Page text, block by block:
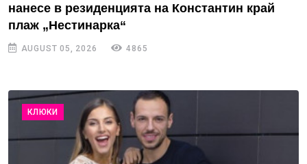
нанесе в резиденцията на Константин край
плаж „Нестинарка“
AUGUST 05, 2026 4865
КЛЮКИ